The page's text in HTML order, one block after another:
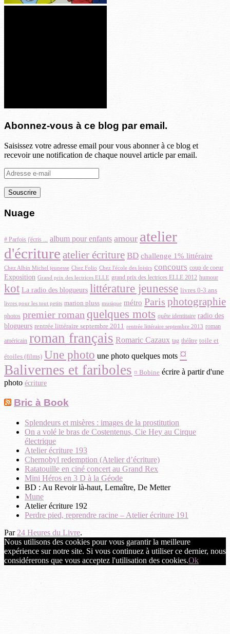
Abonnez-vous à ce blog par email.
Saisissez votre adresse email pour vous abonner à ce blog et
recevoir une notification de chaque nouvel article par email.
Adresse
e-
mail
Nuage
# Parfois j'écris ... album pour enfants amour atelier
d'écriture atelier écriture BD challenge 1% littéraire
Chez Albin Michel jeunesse Chez Folio Chez l'école des loisirs concours coup de coeur
Exposition Grand prix des lectrices ELLE grand prix des lectrices ELLE 2012 humour
kot La radio des blogueurs littérature jeunesse livres 0-3 ans
livres pour les tout petits marion pluss musique métro Paris photographie
photos premier roman quelques mots quête identitaire radio des
blogueurs rentrée littéraire septembre 2011 rentrée littéraire septembre 2013 roman
américain roman français Romaric Cazaux tag théâtre toile et
étoiles (films) Une photo une photo quelques mots ¤
Balivernes et fariboles ¤ Bobine écrire à partir d'une
photo écriture
Bric à Book
Splendeurs et misères : images de la prostitution
On a volé le bras de Costentenus, Cie Hey au Cirque
électrique
Atelier écriture 193
Chernobyl redemption (Atelier d’écriture)
Ratatouille en ciné concert au Grand Rex
Mini Héros en 3 D à la Géode
BD : Au Revoir là-haut, Lemaître, De Metter
Mune
Atelier écriture 192
Perdre pied, reprendre racine – Atelier écriture 191
Par 24 Heures du Livre.
Nous utilisons des cookies pour vous garantir la meilleure
expérience sur notre site. Si vous continuez à utiliser ce dernier, nous
considérerons que vous acceptez l'utilisation des cookies.Ok